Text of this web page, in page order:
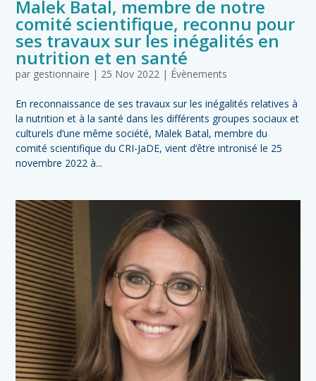
Malek Batal, membre de notre
comité scientifique, reconnu pour
ses travaux sur les inégalités en
nutrition et en santé
par gestionnaire | 25 Nov 2022 | Évènements
En reconnaissance de ses travaux sur les inégalités relatives à
la nutrition et à la santé dans les différents groupes sociaux et
culturels d’une même société, Malek Batal, membre du
comité scientifique du CRI-JaDE, vient d’être intronisé le 25
novembre 2022 à...